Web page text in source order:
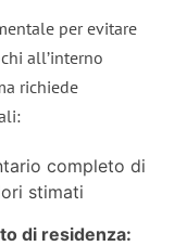
per evitare
all’interno
richiede
completo di
stimati
di residenza: